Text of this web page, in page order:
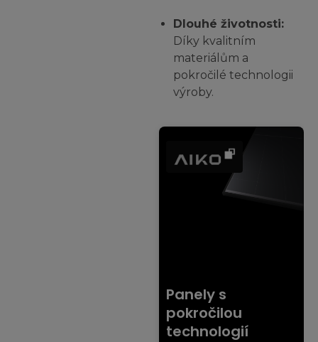
Dlouhé životnosti:
Díky kvalitním
materiálům a
pokročilé technologii
výroby.
Panely s
pokročilou
technologií